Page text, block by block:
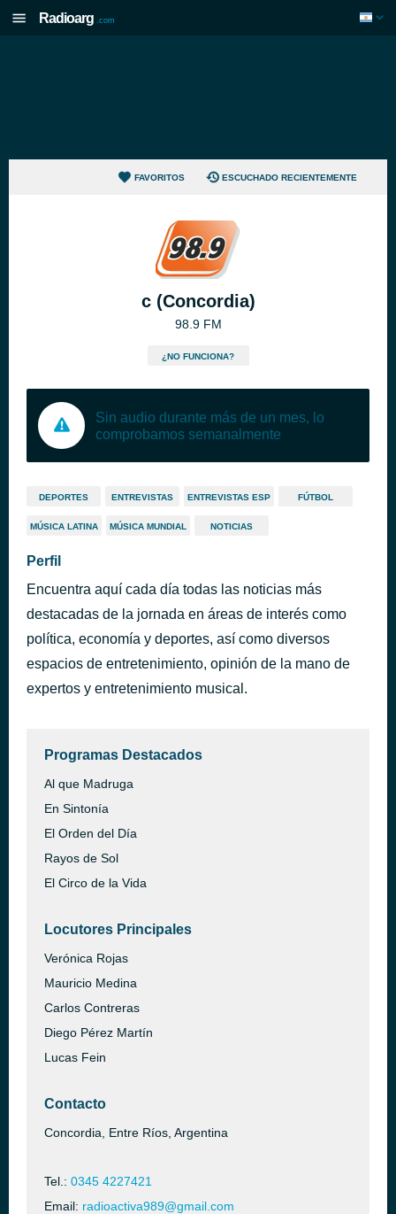
Radioarg .com
FAVORITOS ESCUCHADO RECIENTEMENTE
c (Concordia)
98.9 FM
¿NO FUNCIONA?
Sin audio durante más de un mes, lo
comprobamos semanalmente
DEPORTES ENTREVISTAS ENTREVISTAS ESP FÚTBOL
MÚSICA LATINA MÚSICA MUNDIAL NOTICIAS
Perfil
Encuentra aquí cada día todas las noticias más
destacadas de la jornada en áreas de interés como
política, economía y deportes, así como diversos
espacios de entretenimiento, opinión de la mano de
expertos y entretenimiento musical.
Programas Destacados
Al que Madruga
En Sintonía
El Orden del Día
Rayos de Sol
El Circo de la Vida
Locutores Principales
Verónica Rojas
Mauricio Medina
Carlos Contreras
Diego Pérez Martín
Lucas Fein
Contacto
Concordia, Entre Ríos, Argentina
Tel.: 0345 4227421
Email: radioactiva989@gmail.com